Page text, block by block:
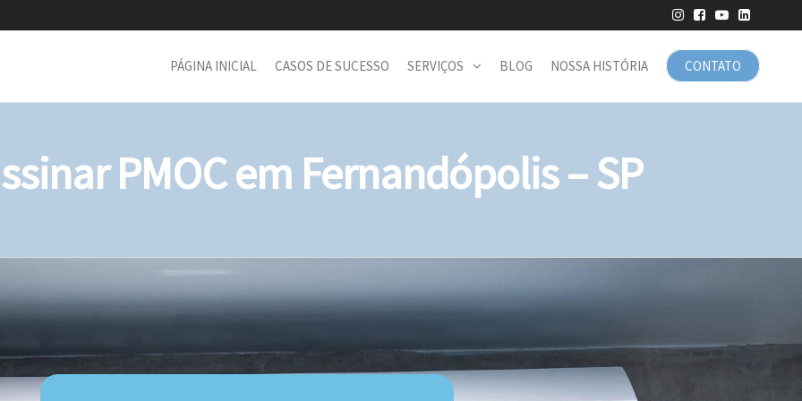
CONTATO
PÁGINA INICIAL CASOS DE SUCESSO SERVIÇOS BLOG NOSSA HISTÓRIA
PMOC em Fernandópolis – SP